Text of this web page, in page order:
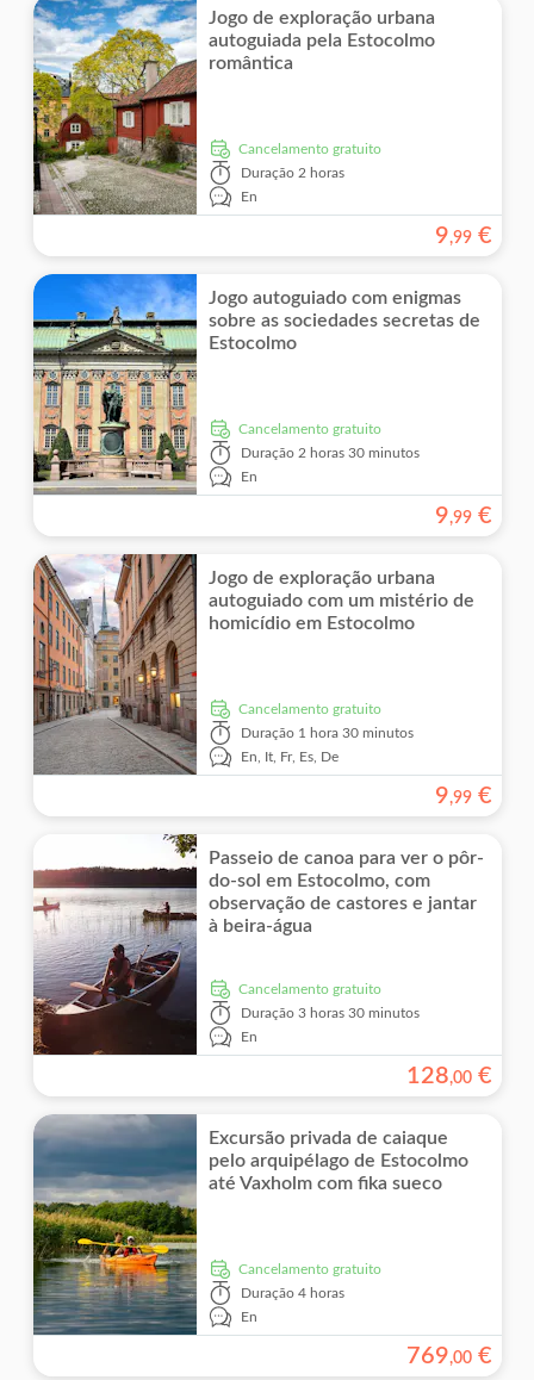
Jogo de exploração urbana
autoguiada pela Estocolmo
romântica
Cancelamento gratuito
Duração 2 horas
En
9,99 €
Jogo autoguiado com enigmas
sobre as sociedades secretas de
Estocolmo
Cancelamento gratuito
Duração 2 horas 30 minutos
En
9,99 €
Jogo de exploração urbana
autoguiado com um mistério de
homicídio em Estocolmo
Cancelamento gratuito
Duração 1 hora 30 minutos
En, It, Fr, Es, De
9,99 €
Passeio de canoa para ver o pôr-
do-sol em Estocolmo, com
observação de castores e jantar
à beira-água
Cancelamento gratuito
Duração 3 horas 30 minutos
En
128,00 €
Excursão privada de caiaque
pelo arquipélago de Estocolmo
até Vaxholm com fika sueco
Cancelamento gratuito
Duração 4 horas
En
769,00 €